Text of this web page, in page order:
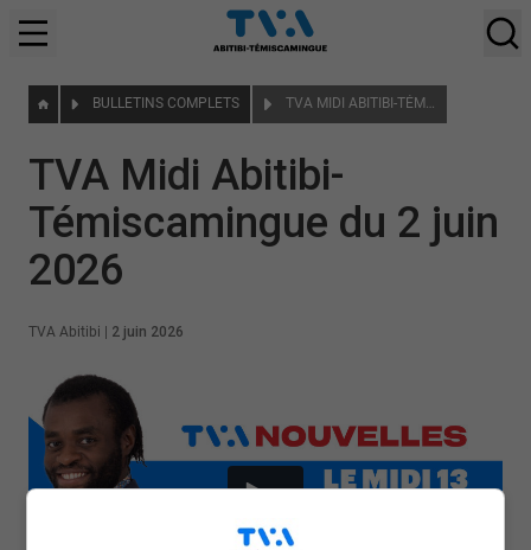
BULLETINS COMPLETS TVA MIDI ABITIBI-TÉMISCAMINGUE DU 2 JUIN 2026
TVA Midi Abitibi-
Témiscamingue du 2 juin
2026
TVA Abitibi 2 juin 2026